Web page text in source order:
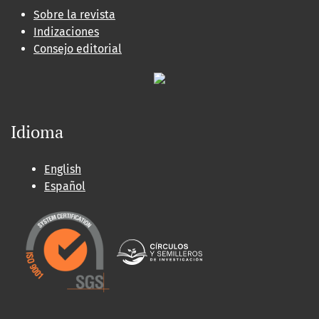
Sobre la revista
Indizaciones
Consejo editorial
Idioma
English
Español